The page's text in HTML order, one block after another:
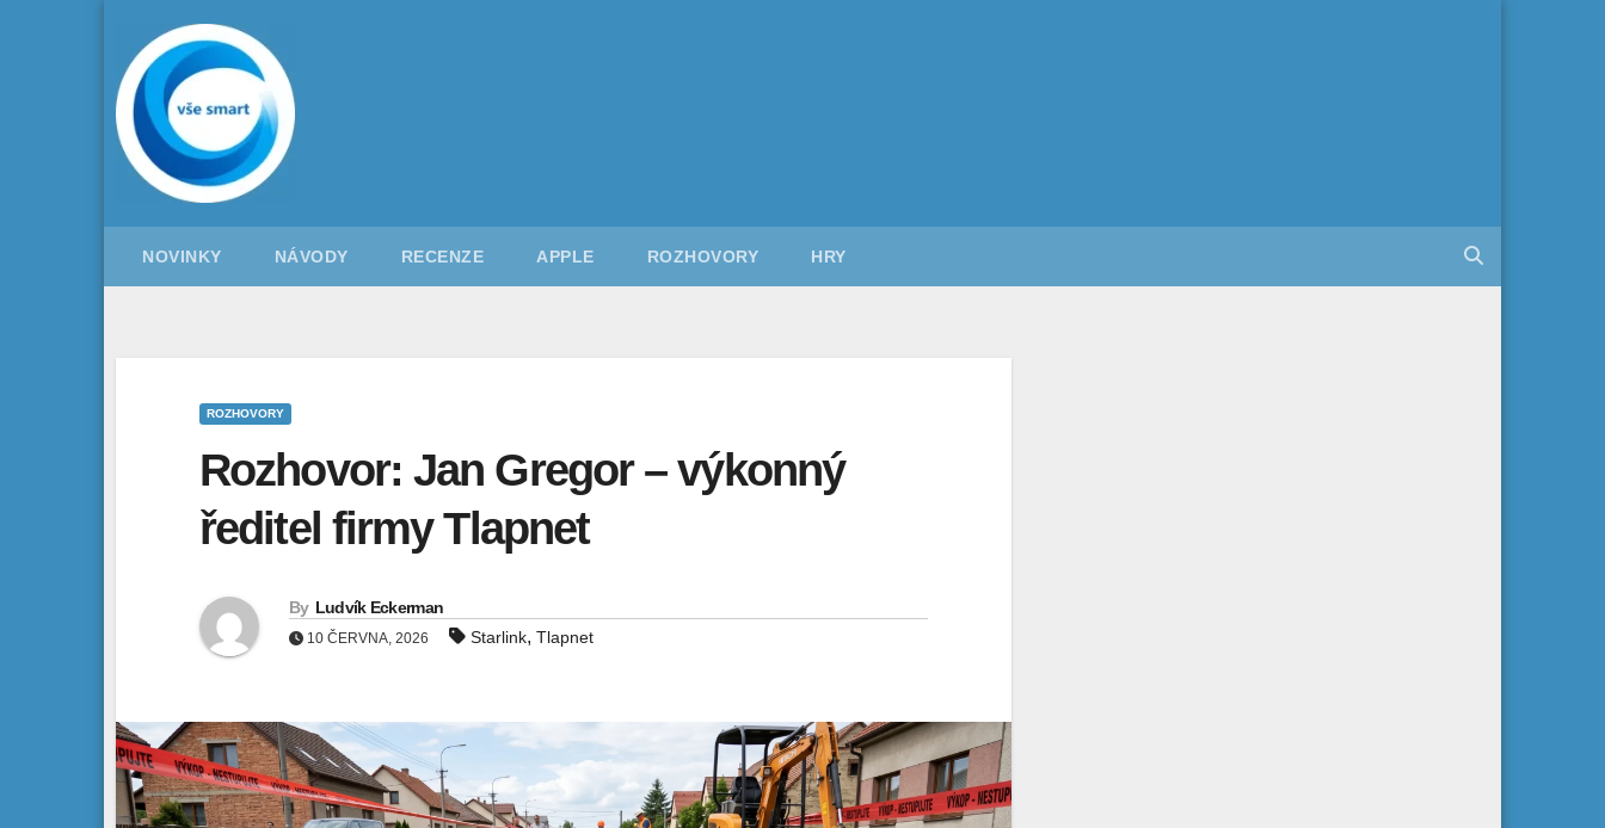
content
NOVINKY NÁVODY RECENZE APPLE ROZHOVORY HRY
ROZHOVORY
Rozhovor: Jan Gregor – výkonný
ředitel firmy Tlapnet
By Ludvík Eckerman
10 ČERVNA, 2026 Starlink, Tlapnet